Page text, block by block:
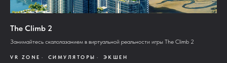
The Climb 2
Занимайтесь скалолазанием в виртуальной реальности игры The Climb 2
VR ZONE СИМУЛЯТОРЫ ЭКШЕН